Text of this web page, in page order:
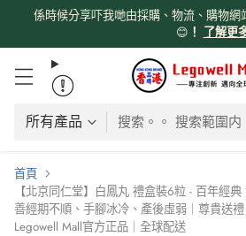
係時候分享吓我哋由採購、物流、購物
😊 ！ 了解更
搜索。。 搜索範圍内
首頁
【北京同仁堂】白鳳丸 禮盒裝6粒 - 百年經
善經期不順、手腳冰冷、產後虛弱｜尊貴送禮
Legowell Mall官方正品｜全球配送